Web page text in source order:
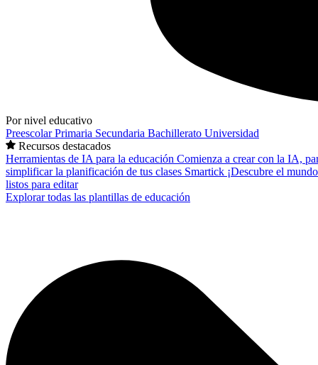
Por nivel educativo
PreescolarPrimaria Secundaria Bachillerato Universidad
Recursos destacados
Herramientas de IA para la educación Comienza a crear con la IA,
simplificar la planificación de tus clases Smartick ¡Descubre el
listos para editar
Explorar todas las plantillas de educación